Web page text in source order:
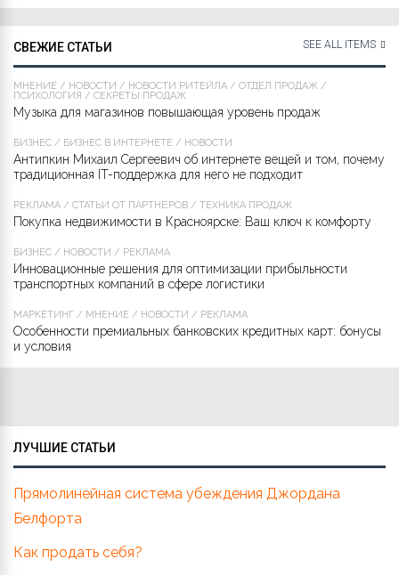
СВЕЖИЕ СТАТЬИ SEE ALL ITEMS
МНЕНИЕ / НОВОСТИ / НОВОСТИ РИТЕЙЛА / ОТДЕЛ ПРОДАЖ /
ПСИХОЛОГИЯ / СЕКРЕТЫ ПРОДАЖ
Музыка для магазинов повышающая уровень продаж
БИЗНЕС / БИЗНЕС В ИНТЕРНЕТЕ / НОВОСТИ
Антипкин Михаил Сергеевич об интернете вещей и том, почему
традиционная IT-поддержка для него не подходит
РЕКЛАМА / СТАТЬИ ОТ ПАРТНЁРОВ / ТЕХНИКА ПРОДАЖ
Покупка недвижимости в Красноярске: Ваш ключ к комфорту
БИЗНЕС / НОВОСТИ / РЕКЛАМА
Инновационные решения для оптимизации прибыльности
транспортных компаний в сфере логистики
МАРКЕТИНГ / МНЕНИЕ / НОВОСТИ / РЕКЛАМА
Особенности премиальных банковских кредитных карт: бонусы
и условия
ЛУЧШИЕ СТАТЬИ
Прямолинейная система убеждения Джордана
Белфорта
Как продать себя?